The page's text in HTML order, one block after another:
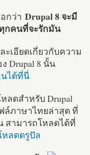
กว่า Drupal 8 จะมี
กคนที่จะรักมัน
ะเอียดเกี่ยวกับความ
Drupal 8 นั้น
ได้ที่นี่
ลดสำหรับ Drupal
ล์ภาษาไทยล่าสุด ที่
สามารถโหลดได้ที่
หลดดรูปัล